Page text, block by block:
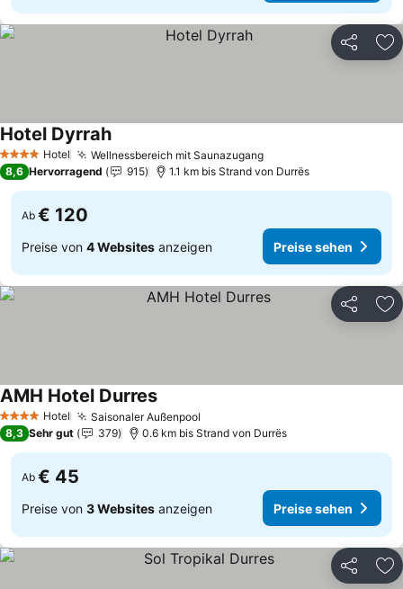
Teilen
4 Sterne Hotel Wellnessbereich mit Saunazugang
Hotel Dyrrah
8,6 Hervorragend 915 1.1 km bis Strand von Durrës
Ab € 120
Preise von 4 Websites anzeigen Preise sehen
Teilen
4 Sterne Hotel Saisonaler Außenpool
AMH Hotel Durres
8,3 Sehr gut 379 0.6 km bis Strand von Durrës
Ab € 45
Preise von 3 Websites anzeigen Preise sehen
Teilen